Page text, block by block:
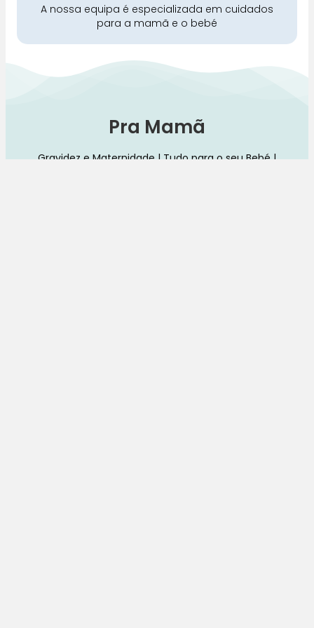
A nossa equipa é especializada em cuidados
para a mamã e o bebé
Pra Mamã
Gravidez e Maternidade | Tudo para o seu Bebé |